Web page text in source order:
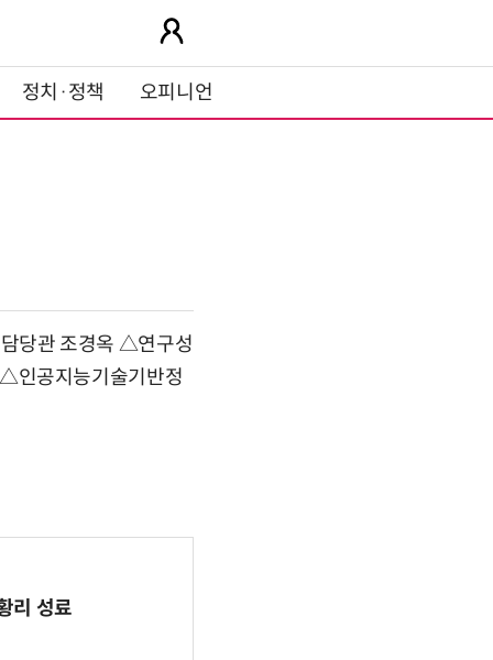
정치·정책 오피니언
당관 조경옥 △연구성
인공지능기술기반정
리 성료